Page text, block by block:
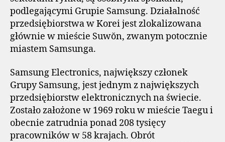
podlegającymi Grupie Samsung. Działalność
przedsiębiorstwa w Korei jest zlokalizowana
głównie w mieście Suwŏn, zwanym potocznie
miastem Samsunga.
Samsung Electronics, największy członek
Grupy Samsung, jest jednym z największych
przedsiębiorstw elektronicznych na świecie.
Zostało założone w 1969 roku w mieście Taegu i
obecnie zatrudnia ponad 208 tysięcy
pracowników w 58 krajach. Obrót